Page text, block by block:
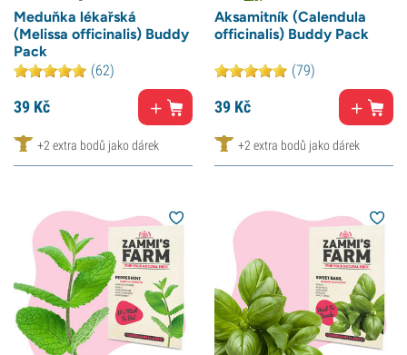
Meduňka lékařská
(Melissa officinalis) Buddy
Pack
(62)
39 Kč
+2 extra bodů jako dárek
Aksamitník (Calendula
officinalis) Buddy Pack
(79)
39 Kč
+2 extra bodů jako dárek